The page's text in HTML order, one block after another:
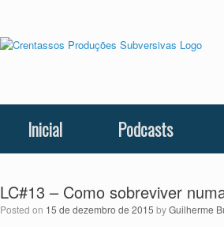
Inicial Podcasts
LC#13 – Como sobreviver
Posted on 15 de dezembro de 2015 byGuilherme